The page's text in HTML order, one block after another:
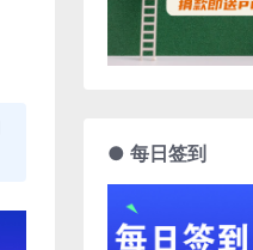
● 每日签到